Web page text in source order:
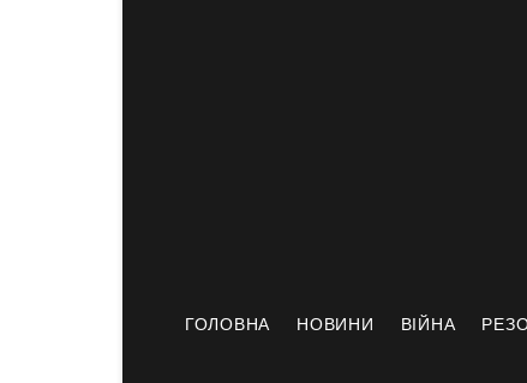
ГОЛОВНА НОВИНИ ВІЙНА